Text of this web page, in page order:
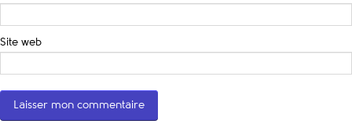
Site web